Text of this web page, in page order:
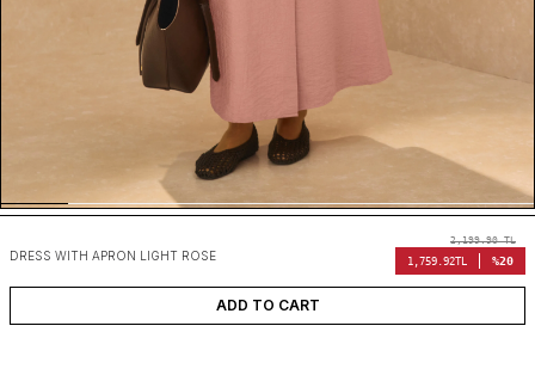
DRESS WITH APRON LIGHT ROSE
2,199.90TL
1,759.92TL %20
ADD TO CART